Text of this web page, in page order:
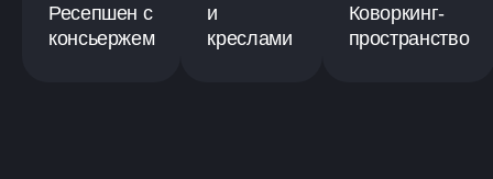
Ресепшен с
консьержем
и
креслами
Коворкинг-
пространство